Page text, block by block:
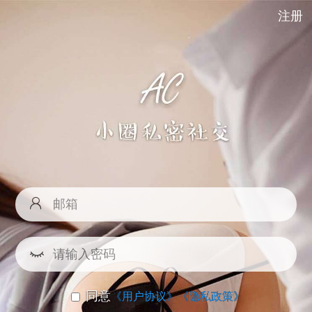
注册
同意《用户协议》《隐私政策》